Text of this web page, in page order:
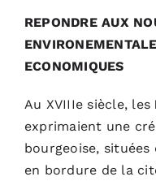
REPONDRE AUX
ECONOMIQUES
Au XVIIIe siècle, les
exprimaient une
bourgeoise, situées
en bordure de la